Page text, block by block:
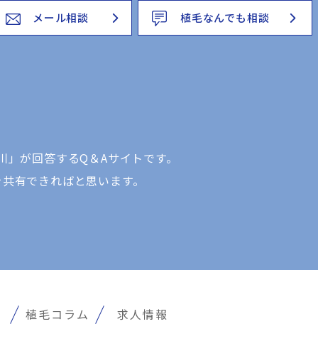
メール相談 植毛なんでも相談
が回答するQ＆Aサイトです。
有できればと思います。
植毛コラム 求人情報